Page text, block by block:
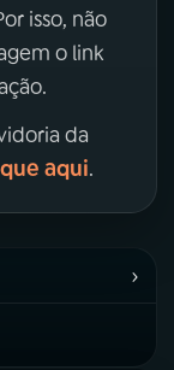
isso, não
o link
da
aqui.
›